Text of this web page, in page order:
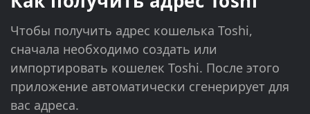
Чтобы получить адрес кошелька Toshi,
сначала необходимо создать или
импортировать кошелек Toshi. После этого
приложение автоматически сгенерирует для
вас адреса.